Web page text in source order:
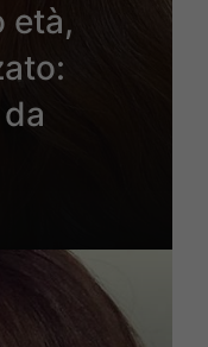
età,